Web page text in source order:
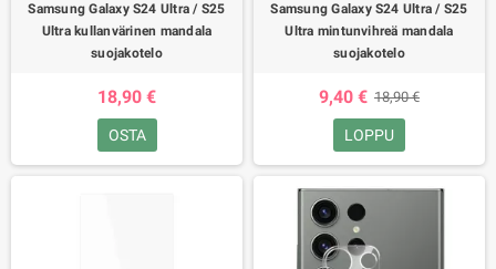
Samsung Galaxy S24 Ultra / S25
Ultra kullanvärinen mandala
suojakotelo
18,90 €
OSTA
Samsung Galaxy S24 Ultra / S25
Ultra mintunvihreä mandala
suojakotelo
9,40 € 18,90 €
LOPPU